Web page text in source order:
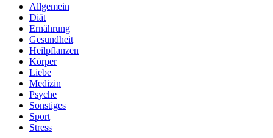
Allgemein
Diät
Ernährung
Gesundheit
Heilpflanzen
Körper
Liebe
Medizin
Psyche
Sonstiges
Sport
Stress